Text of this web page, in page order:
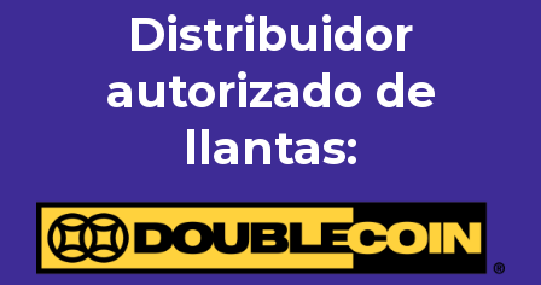
Distribuidor
autorizado de
llantas: